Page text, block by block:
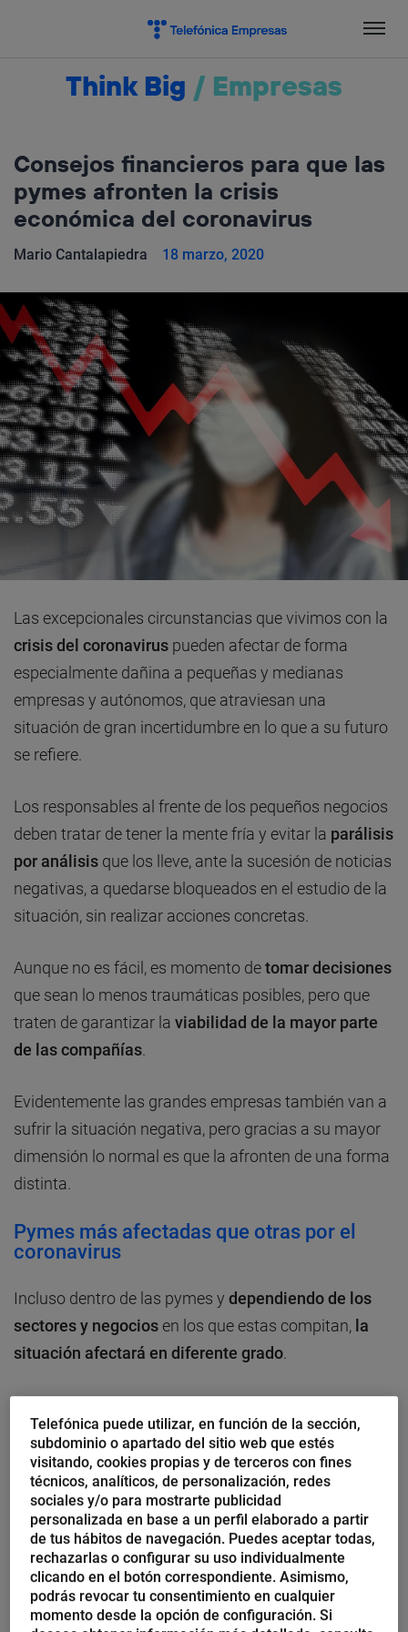
Think Big / Empresas
Consejos financieros para que las
pymes afronten la crisis
económica del coronavirus
Mario Cantalapiedra 18 marzo, 2020
Las excepcionales circunstancias que vivimos con la
crisis del coronavirus pueden afectar de forma
especialmente dañina a pequeñas y medianas
empresas y autónomos, que atraviesan una
situación de gran incertidumbre en lo que a su futuro
se refiere.
Los responsables al frente de los pequeños negocios
deben tratar de tener la mente fría y evitar la parálisis
por análisis que los lleve, ante la sucesión de noticias
negativas, a quedarse bloqueados en el estudio de la
situación, sin realizar acciones concretas.
Aunque no es fácil, es momento detomar decisiones
que sean lo menos traumáticas posibles, pero que
traten de garantizar la viabilidad de la mayor parte
de las compañías
Evidentemente las grandes empresas también van a
sufrir la situación negativa, pero gracias a su mayor
dimensión lo normal es que la afronten de una forma
distinta.
Pymes más afectadas que otras por el
coronavirus
Incluso dentro de las pymes y dependiendo de los
sectores y negocios en los que estas compitan, la
situación afectará en diferente grado
En mi caso, que entre las actividades profesionales
que realizo se encuentra la formación, parte de mis
cursos los puedo seguir impartiendo de forma
online,
mientras que otros ya los he tenido que cancelar. No
obstante, tengo la esperanza de poder programarlos
más adelante.
Telefónica puede utilizar, en función de la sección,
subdominio o apartado del sitio web que estés
visitando, cookies propias y de terceros con fines
técnicos, analíticos, de personalización, redes
sociales y/o para mostrarte publicidad
personalizada en base a un perfil elaborado a partir
de tus hábitos de navegación. Puedes aceptar todas,
rechazarlas o configurar su uso individualmente
clicando en el botón correspondiente. Asimismo,
podrás revocar tu consentimiento en cualquier
momento desde la opción de configuración. Si